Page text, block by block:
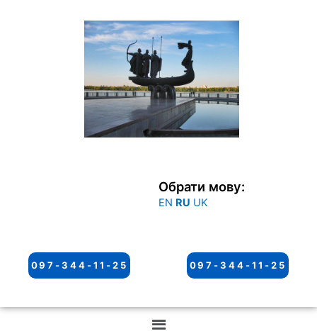
Обрати мову:
EN RU UK
097-344-11-25 097-344-11-25
Меню